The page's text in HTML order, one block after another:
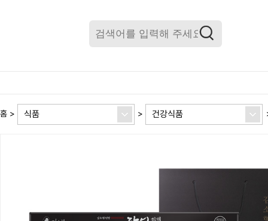
홈 > 식품 > 건강식품